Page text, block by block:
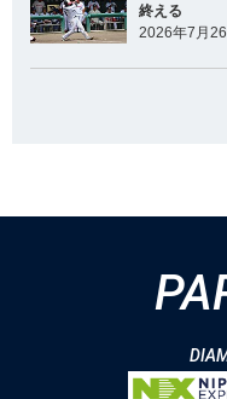
終える
2026年7月26